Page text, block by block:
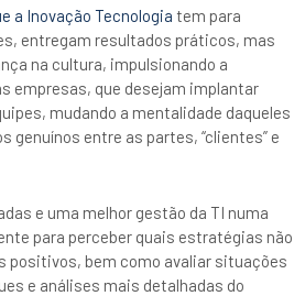
a Inovação Tecnologia tem para
entregam resultados práticos, mas
na cultura, impulsionando a
empresas, que desejam implantar
mudando a mentalidade daqueles
genuínos entre as partes, “clientes” e
e uma melhor gestão da TI numa
para perceber quais estratégias não
positivos, bem como avaliar situações
e análises mais detalhadas do